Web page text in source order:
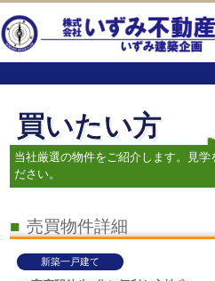
買いたい方
当社厳選の物件をご紹介します。見学
ださい。
■ 売買物件詳細
新築一戸建て